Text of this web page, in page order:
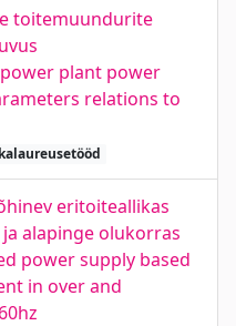
toitemuundurite
plant power
relations to
eritoiteallikas
alapinge olukorras
power supply based
in over and